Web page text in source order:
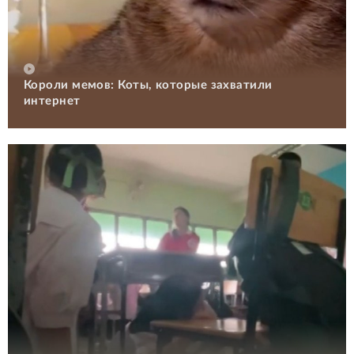
Короли мемов: Коты, которые захватили
интернет